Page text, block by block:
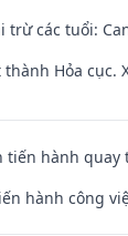
các tuổi:
Hỏa cục.
tiến hành
hành công